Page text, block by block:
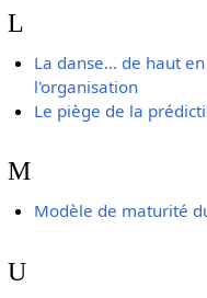
L
La danse... de haut
l'organisation
Le piège de la
M
Modèle de maturité
U